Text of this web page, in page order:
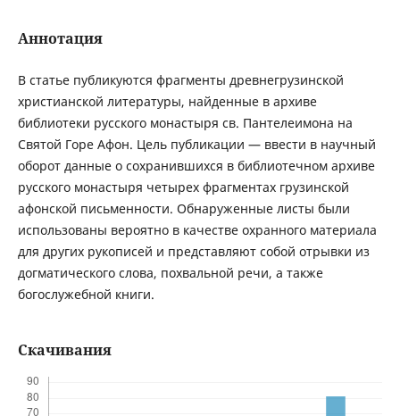
Аннотация
В статье публикуются фрагменты древнегрузинской
христианской литературы, найденные в архиве
библиотеки русского монастыря св. Пантелеимона на
Святой Горе Афон. Цель публикации — ввести в научный
оборот данные о сохранившихся в библиотечном архиве
русского монастыря четырех фрагментах грузинской
афонской письменности. Обнаруженные листы были
использованы вероятно в качестве охранного материала
для других рукописей и представляют собой отрывки из
догматического слова, похвальной речи, а также
богослужебной книги.
Скачивания